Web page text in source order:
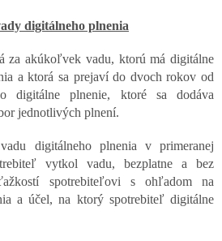
digitálneho plnenia
za akúkoľvek vadu, ktorú má digitálne
a ktorá sa prejaví do dvoch rokov od
digitálne plnenie, ktoré sa dodáva
jednotlivých plnení.
digitálneho plnenia v primeranej
vytkol vadu, bezplatne a bez
spotrebiteľovi s ohľadom na
a účel, na ktorý spotrebiteľ digitálne